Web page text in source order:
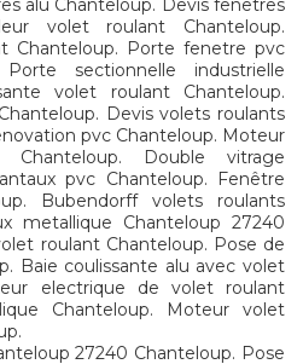
alu Chanteloup. Devis fenetres
volet roulant Chanteloup.
Chanteloup. Porte fenetre pvc
sectionnelle industrielle
volet roulant Chanteloup.
Devis volets roulants
pvc Chanteloup. Moteur
Double vitrage
pvc Chanteloup. Fenêtre
Bubendorff volets roulants
metallique Chanteloup 27240
roulant Chanteloup. Pose de
Baie coulissante alu avec volet
electrique de volet roulant
Chanteloup. Moteur volet
27240 Chanteloup. Pose